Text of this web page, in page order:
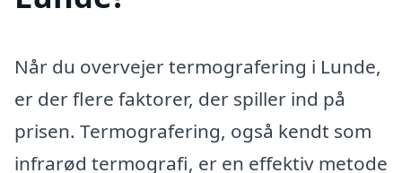
Når du overvejer termografering i Lunde,
er der flere faktorer, der spiller ind på
prisen. Termografering, også kendt som
infrarød termografi, er en effektiv metode